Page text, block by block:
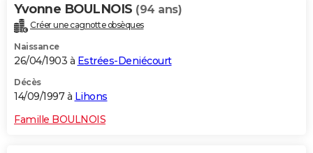
Yvonne BOULNOIS (94 ans)
Créer une cagnotte obsèques
Naissance
26/04/1903 à Estrées-Deniécourt
Décès
14/09/1997 à Lihons
Famille BOULNOIS